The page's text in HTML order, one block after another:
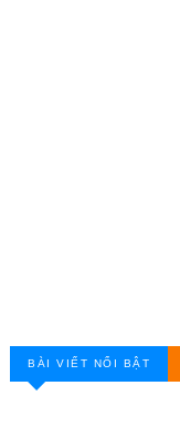
BÀI VIẾT NỔI BẬT